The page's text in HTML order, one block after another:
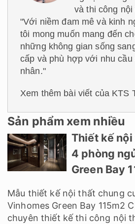
và thi công nội
"Với niềm đam mê và kinh
tôi mong muốn mang đến
những không gian sống
cấp và phù hợp với nhu cầu
nhân."
Xem thêm bài viết của KTS
Sản phẩm xem nhiều
Thiết kế
4 phòng
Green Bay
Mẫu thiết kế nội thất chung
Vinhomes Green Bay 115m2
chuyên thiết kế thi công nội